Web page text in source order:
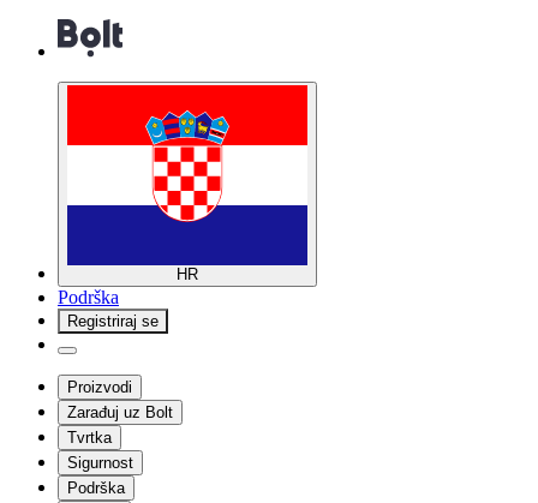
HR
Podrška
Registriraj se
Proizvodi
Zarađuj uz Bolt
Tvrtka
Sigurnost
Podrška